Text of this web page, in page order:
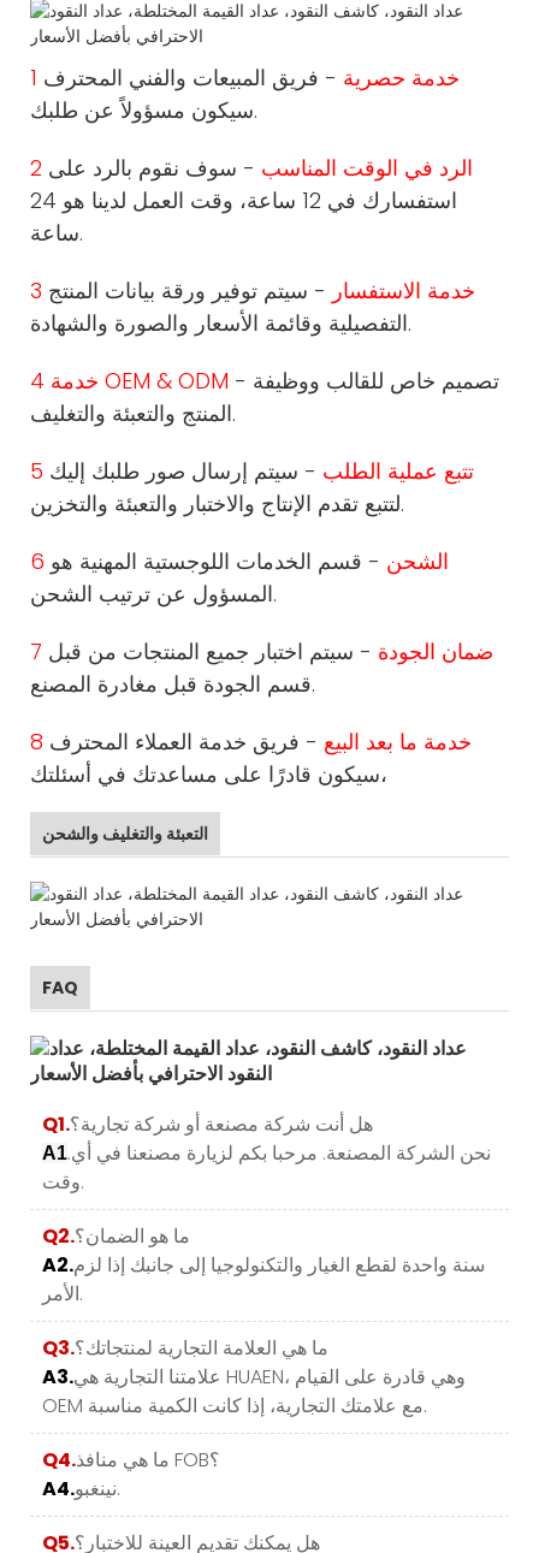
1 خدمة حصرية - فريق المبيعات والفني المحترف
سيكون مسؤولاً عن طلبك.
2 الرد في الوقت المناسب - سوف نقوم بالرد على
استفسارك في 12 ساعة، وقت العمل لدينا هو 24
ساعة.
3 خدمة الاستفسار - سيتم توفير ورقة بيانات المنتج
التفصيلية وقائمة الأسعار والصورة والشهادة.
4 خدمة OEM & ODM - تصميم خاص للقالب ووظيفة
المنتج والتعبئة والتغليف.
5 تتبع عملية الطلب - سيتم إرسال صور طلبك إليك
لتتبع تقدم الإنتاج والاختبار والتعبئة والتخزين.
6 الشحن - قسم الخدمات اللوجستية المهنية هو
المسؤول عن ترتيب الشحن.
7 ضمان الجودة - سيتم اختبار جميع المنتجات من قبل
قسم الجودة قبل مغادرة المصنع.
8 خدمة ما بعد البيع - فريق خدمة العملاء المحترف
سيكون قادرًا على مساعدتك في أسئلتك،
التعبئة والتغليف والشحن
FAQ
Q1.هل أنت شركة مصنعة أو شركة تجارية؟
A1.نحن الشركة المصنعة. مرحبا بكم لزيارة مصنعنا في أي
وقت.
Q2.ما هو الضمان؟
A2.سنة واحدة لقطع الغيار والتكنولوجيا إلى جانبك إذا لزم
الأمر.
Q3.ما هي العلامة التجارية لمنتجاتك؟
A3.علامتنا التجارية هي HUAEN، وهي قادرة على القيام
OEM مع علامتك التجارية، إذا كانت الكمية مناسبة.
Q4.
ما هي منافذ FOB؟
A4.
نينغبو.
Q5.هل يمكنك تقديم العينة للاختبار؟